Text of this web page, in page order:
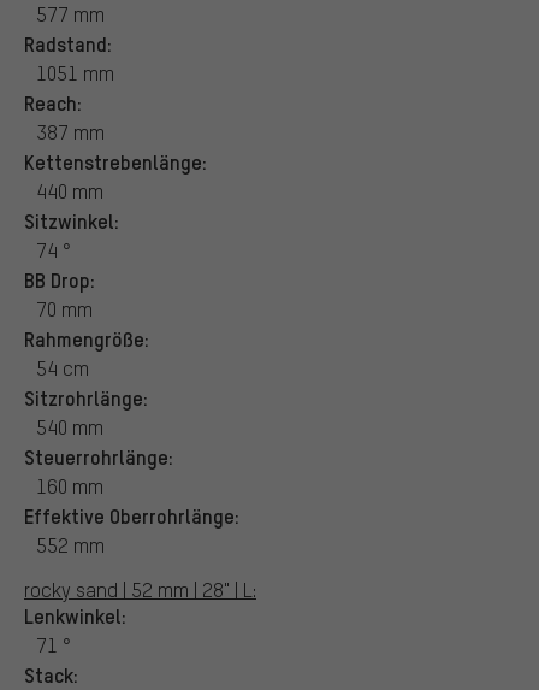
577 mm
Radstand:
1051 mm
Reach:
387 mm
Kettenstrebenlänge:
440 mm
Sitzwinkel:
74 °
BB Drop:
70 mm
Rahmengröße:
54 cm
Sitzrohrlänge:
540 mm
Steuerrohrlänge:
160 mm
Effektive Oberrohrlänge:
552 mm
rocky sand | 52 mm | 28" | L:
Lenkwinkel:
71 °
Stack: